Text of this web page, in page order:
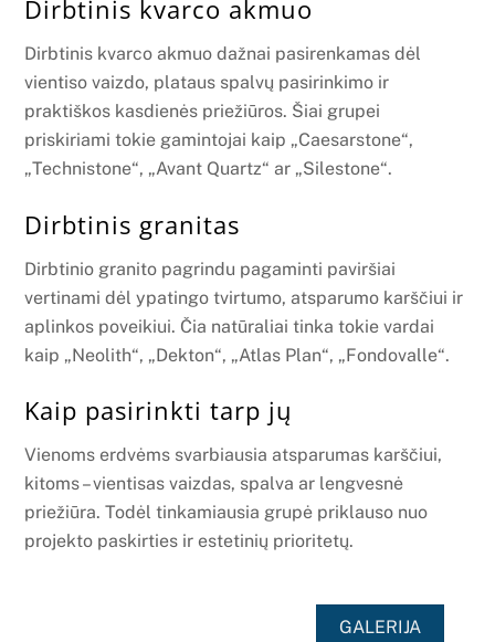
Dirbtinis kvarco akmuo
Dirbtinis kvarco akmuo dažnai pasirenkamas dėl
vientiso vaizdo, plataus spalvų pasirinkimo ir
praktiškos kasdienės priežiūros. Šiai grupei
priskiriami tokie gamintojai kaip „Caesarstone“,
„Technistone“, „Avant Quartz“ ar „Silestone“.
Dirbtinis granitas
Dirbtinio granito pagrindu pagaminti paviršiai
vertinami dėl ypatingo tvirtumo, atsparumo karščiui ir
aplinkos poveikiui. Čia natūraliai tinka tokie vardai
kaip „Neolith“, „Dekton“, „Atlas Plan“, „Fondovalle“.
Kaip pasirinkti tarp jų
Vienoms erdvėms svarbiausia atsparumas karščiui,
kitoms – vientisas vaizdas, spalva ar lengvesnė
priežiūra. Todėl tinkamiausia grupė priklauso nuo
projekto paskirties ir estetinių prioritetų.
GALERIJA